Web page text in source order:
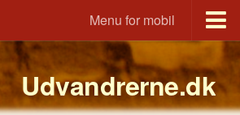
Menu for mobil
Udvandrerne.dk